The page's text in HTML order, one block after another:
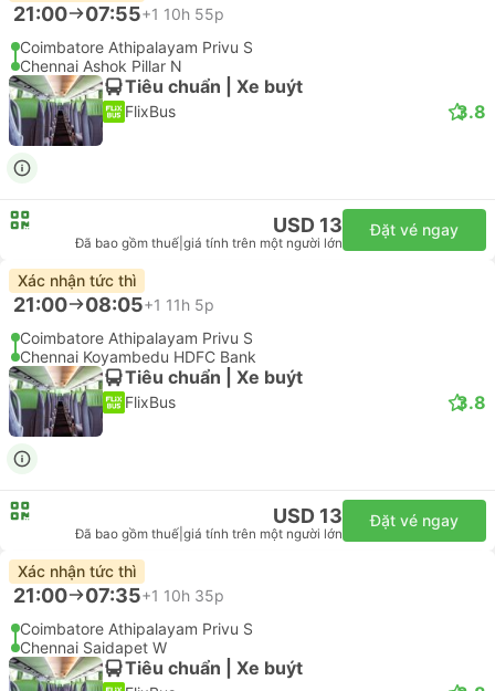
21:00 07:55+1 10h 55p
Coimbatore Athipalayam Privu S
Chennai Ashok Pillar N
Tiêu chuẩn | Xe buýt
FlixBus 3.8
USD 13
Đã bao gồm thuế giá tính trên một người lớn
Đặt vé ngay
Xác nhận tức thì
21:00 08:05+1 11h 5p
Coimbatore Athipalayam Privu S
Chennai Koyambedu HDFC Bank
Tiêu chuẩn | Xe buýt
FlixBus 3.8
USD 13
Đã bao gồm thuế giá tính trên một người lớn
Đặt vé ngay
Xác nhận tức thì
21:00 07:35+1 10h 35p
Coimbatore Athipalayam Privu S
Chennai Saidapet W
Tiêu chuẩn | Xe buýt